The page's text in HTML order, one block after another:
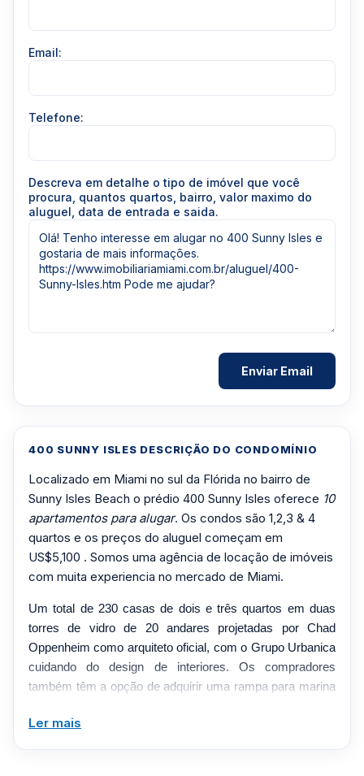
400 SUNNY ISLES DESCRIÇÃO DO CONDOMÍNIO
Localizado em Miami no sul da Flórida no bairro de
Sunny Isles Beach o prédio 400 Sunny Isles oferece 10
apartamentos para alugar. Os condos são 1,2,3 & 4
quartos e os preços do aluguel começam em
US$5,100 . Somos uma agência de locação de imóveis
com muita experiencia no mercado de Miami.
Um total de 230 casas de dois e três quartos em duas
torres de vidro de 20 andares projetadas por Chad
Oppenheim como arquiteto oficial, com o Grupo Urbanica
cuidando do design de interiores. Os compradores
também têm a opção de adquirir uma rampa para marina
30 metros. Para o desenvolvedor Iсigo Ardid da Key
Ler mais
Email:
Telefone:
Descreva em detalhe o tipo de imóvel que você
procura, quantos quartos, bairro, valor maximo do
aluguel, data de entrada e saida.